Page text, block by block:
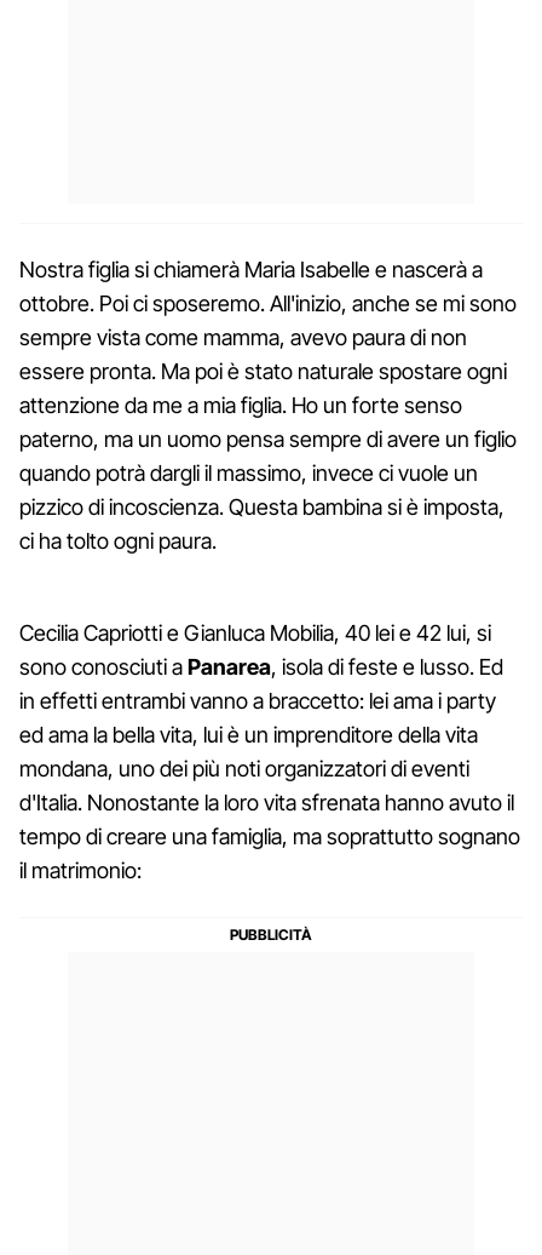
Nostra figlia si chiamerà Maria Isabelle e nascerà a
ottobre. Poi ci sposeremo. All'inizio, anche se mi sono
sempre vista come mamma, avevo paura di non
essere pronta. Ma poi è stato naturale spostare ogni
attenzione da me a mia figlia. Ho un forte senso
paterno, ma un uomo pensa sempre di avere un figlio
quando potrà dargli il massimo, invece ci vuole un
pizzico di incoscienza. Questa bambina si è imposta,
ci ha tolto ogni paura.
Cecilia Capriotti e Gianluca Mobilia, 40 lei e 42 lui, si
sono conosciuti aPanarea, isola di feste e lusso. Ed
in effetti entrambi vanno a braccetto: lei ama i party
ed ama la bella vita, lui è un imprenditore della vita
mondana, uno dei più noti organizzatori di eventi
d'Italia. Nonostante la loro vita sfrenata hanno avuto il
tempo di creare una famiglia, ma soprattutto sognano
il matrimonio: